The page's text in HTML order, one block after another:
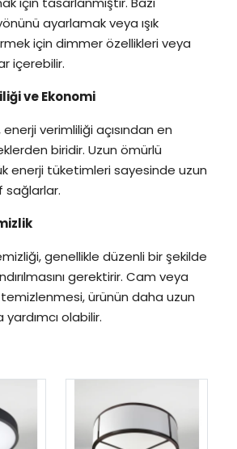
ayarlamak veya ışık
için dimmer özellikleri veya
içerebilir.
ve Ekonomi
verimliliği açısından en
biridir. Uzun ömürlü
enerji tüketimleri sayesinde uzun
genellikle düzenli bir şekilde
gerektirir. Cam veya
ürünün daha uzun
olabilir.